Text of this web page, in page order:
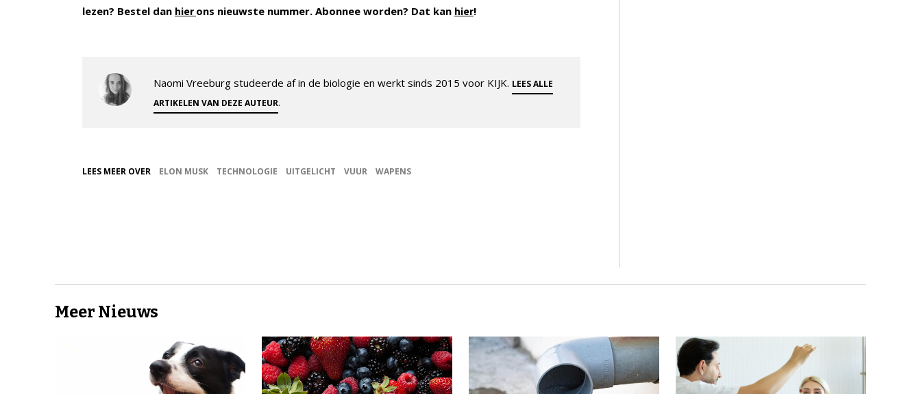
lezen? Bestel dan hier ons nieuwste nummer. Abonnee worden? Dat kan hier!
Naomi Vreeburg studeerde af in de biologie en werkt sinds 2015 voor KIJK. LEES ALLE
ARTIKELEN VAN DEZE AUTEUR.
LEES MEER OVER ELON MUSK TECHNOLOGIE UITGELICHT VUUR WAPENS
Meer Nieuws